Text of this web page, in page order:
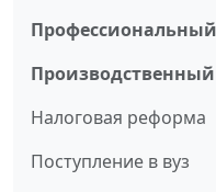
Производственный
Налоговая реформа
Поступление в вуз